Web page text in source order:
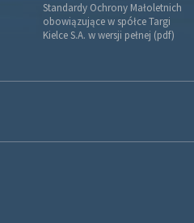
Standardy Ochrony Małoletnich
obowiązujące w spółce Targi
Kielce S.A. w wersji pełnej (pdf)